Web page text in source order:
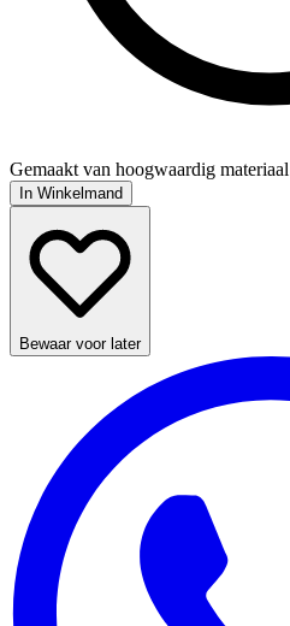
Gemaakt van hoogwaardig materiaal
In Winkelmand
Bewaar voor later